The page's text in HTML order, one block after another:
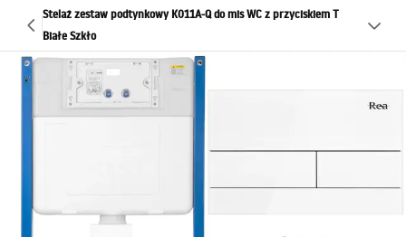
Stelaż zestaw podtynkowy K011A-Q do mis WC z przyciskiem T
Białe Szkło